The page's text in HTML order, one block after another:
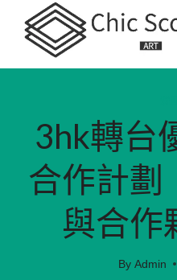
content
3hk轉台
合作計劃
與合作
By Admin